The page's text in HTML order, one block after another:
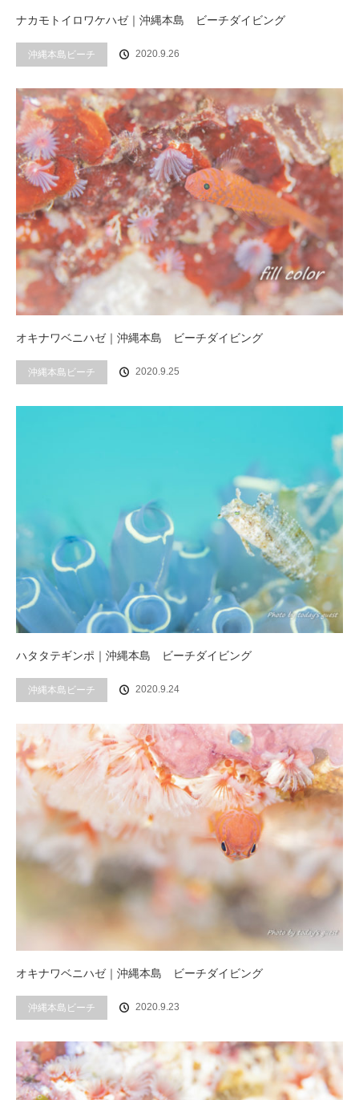
ナカモトイロワケハゼ｜沖縄本島 ビーチダイビング
沖縄本島ビーチ 2020.9.26
オキナワベニハゼ｜沖縄本島 ビーチダイビング
沖縄本島ビーチ 2020.9.25
ハタタテギンポ｜沖縄本島 ビーチダイビング
沖縄本島ビーチ 2020.9.24
オキナワベニハゼ｜沖縄本島 ビーチダイビング
沖縄本島ビーチ 2020.9.23